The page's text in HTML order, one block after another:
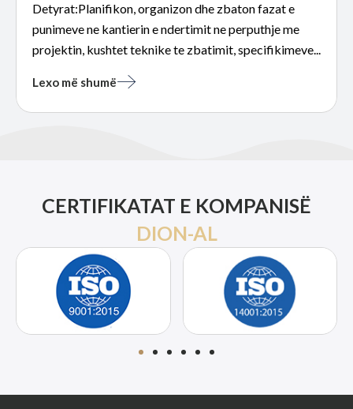
Detyrat​:Planifikon, organizon dhe zbaton fazat e
punimeve ne kantierin e ndertimit ne perputhje me
projektin, kushtet teknike te zbatimit, specifikimeve...
Lexo më shumë
CERTIFIKATAT E KOMPANISË
DION-AL